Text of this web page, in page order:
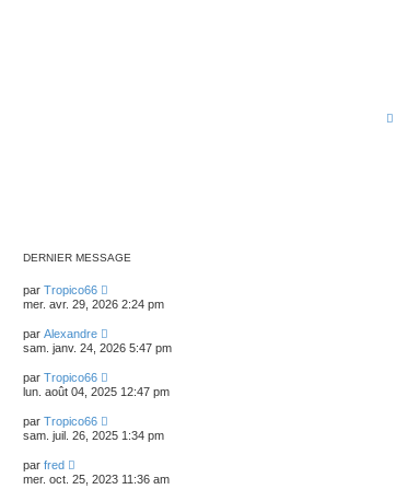
DERNIER MESSAGE
par Tropico66
mer. avr. 29, 2026 2:24 pm
par Alexandre
sam. janv. 24, 2026 5:47 pm
par Tropico66
lun. août 04, 2025 12:47 pm
par Tropico66
sam. juil. 26, 2025 1:34 pm
par fred
mer. oct. 25, 2023 11:36 am